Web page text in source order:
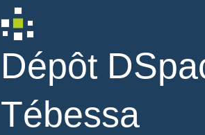
Dépôt
Tébessa
Les méthodes de points